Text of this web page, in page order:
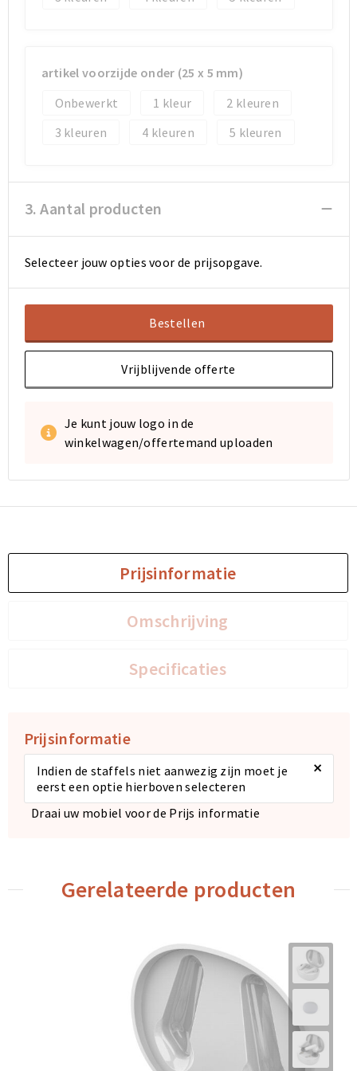
Toilettassen
Toilettassen
artikel voorzijde onder (25 x 5 mm)
Onbewerkt
1
2
3
4 5
3. Aantal producten
Selecteer jouw opties voor de prijsopgave.
Bestellen
Vrijblijvende offerte
Je kunt jouw logo in de
winkelwagen/offertemand uploaden
Prijsinformatie
Omschrijving
Specificaties
Prijsinformatie
Indien de staffels niet aanwezig zijn moet je
eerst een optie hierboven selecteren
×
Draai uw mobiel voor de Prijs informatie
Gerelateerde producten